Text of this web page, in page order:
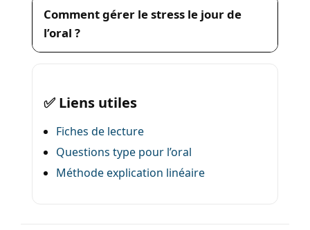
Comment gérer le stress le jour de
l’oral ?
✅ Liens utiles
Fiches de lecture
Questions type pour l’oral
Méthode explication linéaire